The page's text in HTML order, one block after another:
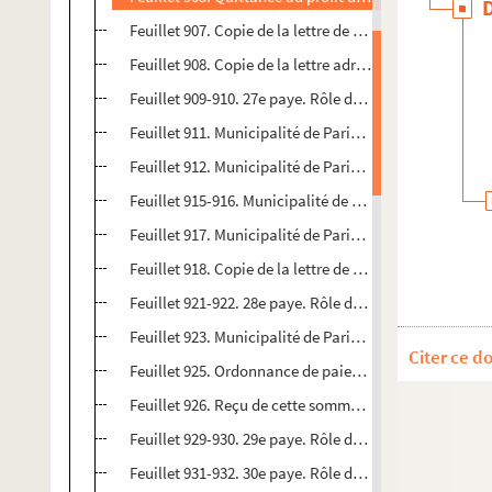
Feuillet 907. Copie de la lettre de M. Nogaret adressée
Feuillet 908. Copie de la lettre adressée à M. Nogaret
Feuillet 909-910. 27e paye. Rôle des opérations pour
Feuillet 911. Municipalité de Paris. Département des
Feuillet 912. Municipalité de Paris. Département des
Feuillet 915-916. Municipalité de Paris. Extrait du
Feuillet 917. Municipalité de Paris. Département des
Feuillet 918. Copie de la lettre de M. Laurent adressée
Feuillet 921-922. 28e paye. Rôle des opérations pour
Feuillet 923. Municipalité de Paris. Procureur syndic
Feuillet 925. Ordonnance de paiement à Palloy de
Feuillet 926. Reçu de cette somme. Signé Palloy,
Feuillet 929-930. 29e paye. Rôle des opérations pour
Feuillet 931-932. 30e paye. Rôle des opérations pour
Citer ce